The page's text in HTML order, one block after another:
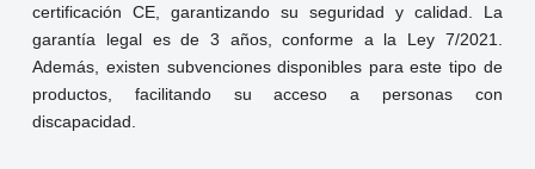
certificación CE, garantizando su seguridad y calidad. La
garantía legal es de 3 años, conforme a la Ley 7/2021.
Además, existen subvenciones disponibles para este tipo de
productos, facilitando su acceso a personas con
discapacidad.